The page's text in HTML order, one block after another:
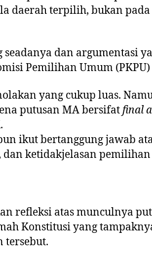
daerah terpilih, bukan
dan argumentasi
Pemilihan Umum (PKPU)
yang cukup luas.
putusan MA bersifatfinal
ikut bertanggung jawab
dan ketidakjelasan
refleksi atas munculnya
Konstitusi yang
tersebut.